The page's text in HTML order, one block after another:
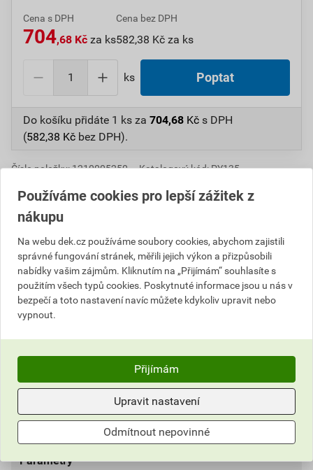
Cena s DPH
704,68 Kč za ks
Cena bez DPH
582,38 Kč za ks
ks Poptat
Do košíku přidáte 1 ks za 704,68 Kč s DPH
(582,38 Kč bez DPH).
Číslo položky:1210005250
Katalogový kód: PY135
Popis
Rozdělovací hřebenáč tvaru T je druh střešní tvarovky,
která vytváří estetické a povětrnostním vlivům odolné
zakrytí spojení mezi jedním průběžným hřebenem a
Aktuální prodejní cena po slevě 26% z ceníkové ceny
Dokumenty výrobce
Parametry
Používáme cookies pro lepší zážitek z
nákupu
Na webu dek.cz používáme soubory cookies, abychom zajistili
správné fungování stránek, měřili jejich výkon a přizpůsobili
nabídky vašim zájmům. Kliknutím na „Přijímám“ souhlasíte s
použitím všech typů cookies. Poskytnuté informace jsou u nás v
bezpečí a toto nastavení navíc můžete kdykoliv upravit nebo
vypnout.
Přijímám
Upravit nastavení
Odmítnout nepovinné